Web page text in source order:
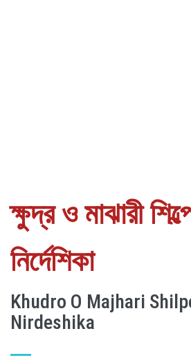
ক্ষুদ্র ও মাঝারী
নির্দেশিকা
Khudro O Majhari
Nirdeshika